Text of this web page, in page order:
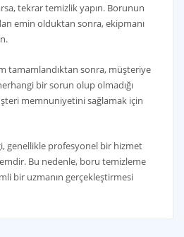
tekrar temizlik yapın. Borunun
emin olduktan sonra, ekipmanı
tamamlandıktan sonra, müşteriye
bir sorun olup olmadığı
memnuniyetini sağlamak için
genellikle profesyonel bir hizmet
Bu nedenle, boru temizleme
bir uzmanın gerçekleştirmesi